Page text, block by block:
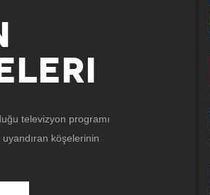
televizyon programı
köşelerinin